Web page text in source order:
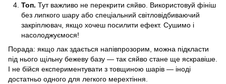
Топ. Тут важливо не перекрити сяйво. Використовуй фініш
без липкого шару або спеціальний світловідбиваючий
закріплювач, якщо хочеш посилити ефект. Сушимо і
насолоджуємося!
Порада: якщо лак здається напівпрозорим, можна підкласти
під нього щільну бежеву базу — так сяйво стане ще яскравіше.
І не бійся експериментувати з товщиною шарів — іноді
достатньо одного для легкого мерехтіння.